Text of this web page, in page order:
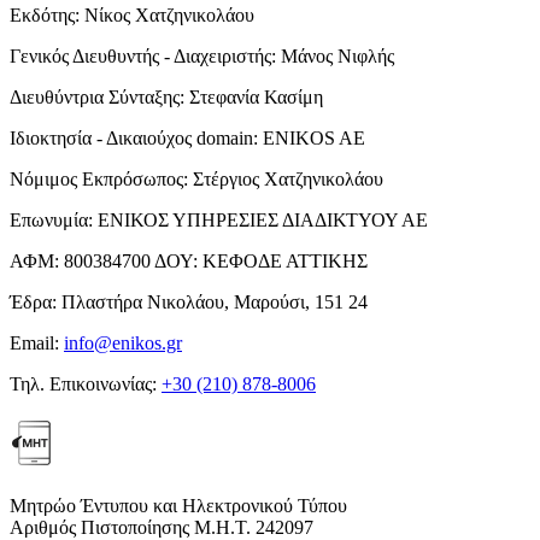
Εκδότης: Νίκος Χατζηνικολάου
Γενικός Διευθυντής - Διαχειριστής: Μάνος Νιφλής
Διευθύντρια Σύνταξης: Στεφανία Κασίμη
Ιδιοκτησία - Δικαιούχος domain: ENIKOS AE
Νόμιμος Εκπρόσωπος: Στέργιος Χατζηνικολάου
Επωνυμία: ΕΝΙΚΟΣ ΥΠΗΡΕΣΙΕΣ ΔΙΑΔΙΚΤΥΟΥ ΑΕ
ΑΦΜ: 800384700 ΔΟΥ: ΚΕΦΟΔΕ ΑΤΤΙΚΗΣ
Έδρα: Πλαστήρα Νικολάου, Μαρούσι, 151 24
Email: info@enikos.gr
Τηλ. Επικοινωνίας: +30 (210) 878-8006
Μητρώο Έντυπου και Ηλεκτρονικού Τύπου
Αριθμός Πιστοποίησης Μ.Η.Τ. 242097